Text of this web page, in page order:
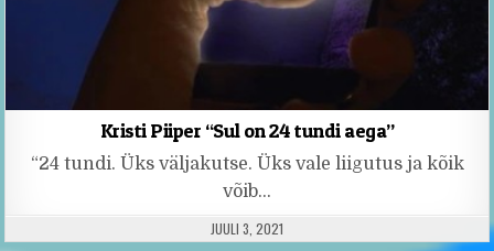
Kristi Piiper “Sul on 24 tundi aega”
“24 tundi. Üks väljakutse. Üks vale liigutus ja kõik
võib…
PUBLISHED DATE:
JUULI 3, 2021